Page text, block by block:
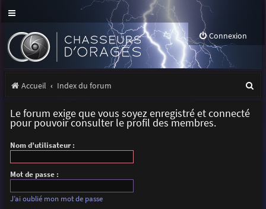
Connexion
Accueil Index du forum
Le forum exige que vous soyez enregistré et connecté
pour pouvoir consulter le profil des membres.
Nom d’utilisateur :
Mot de passe :
J’ai oublié mon mot de passe